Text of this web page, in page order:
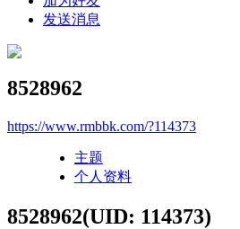
发送消息
8528962
https://www.rmbbk.com/?114373
主题
个人资料
8528962(UID: 114373)